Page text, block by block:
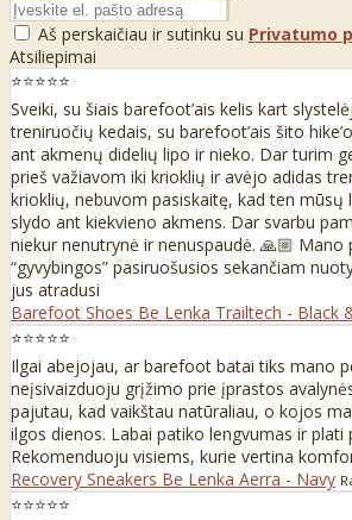
Aš perskaičiau ir sutinku su Privatumo
Atsiliepimai
⭐⭐⭐⭐⭐
Sveiki, su šiais barefoot’ais kelis kart
treniruočių kedais, su barefoot’ais šito
ant akmenų didelių lipo ir nieko. Dar turim
prieš važiavom iki krioklių ir avėjo adidas
krioklių, nebuvom pasiskaitę, kad ten mūsų
slydo ant kiekvieno akmens. Dar svarbu
niekur nenutrynė ir nenuspaudė. 🙏🏼 Mano
“gyvybingos” pasiruošusios sekančiam
jus atradusi
Barefoot Shoes Be Lenka Trailtech - Black
⭐⭐⭐⭐⭐
Ilgai abejojau, ar barefoot batai tiks mano
neįsivaizduoju grįžimo prie įprastos
pajutau, kad vaikštau natūraliau, o kojos
ilgos dienos. Labai patiko lengvumas ir plati
Rekomenduoju visiems, kurie vertina
Recovery Sneakers Be Lenka Aerra - Navy
⭐⭐⭐⭐⭐